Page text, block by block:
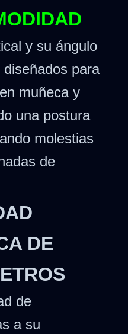
y su ángulo
para
muñeca y
una postura
molestias
de
DE
de
a su